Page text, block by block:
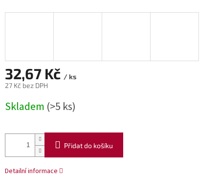
32,67 Kč / ks
27 Kč bez DPH
cena:
Skladem (>5 ks)
Přidat do košíku
Detailní informace